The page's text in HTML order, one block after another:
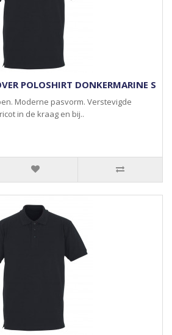
POLOSHIRT DONKERMARINE S
Moderne pasvorm. Verstevigde
in de kraag en bij..